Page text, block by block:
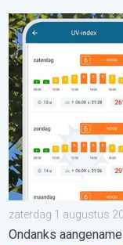
Zonkracht blijft
zaterdag 1 augustus
Ondanks